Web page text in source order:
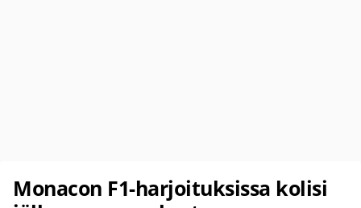
Monacon F1-harjoituksissa kolisi